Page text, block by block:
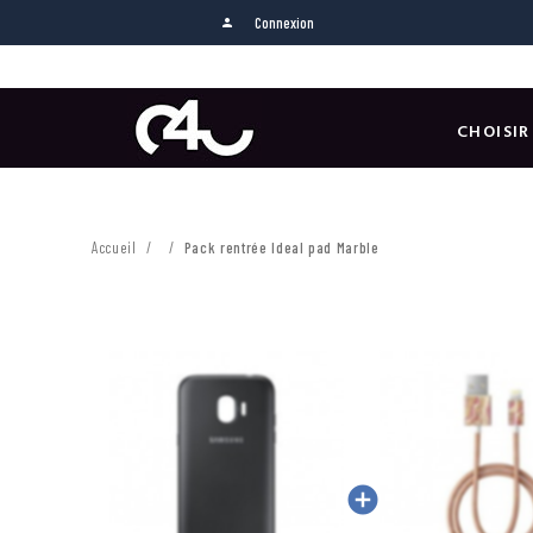
person Connexion
Accueil Pack rentrée Ideal pad Marble